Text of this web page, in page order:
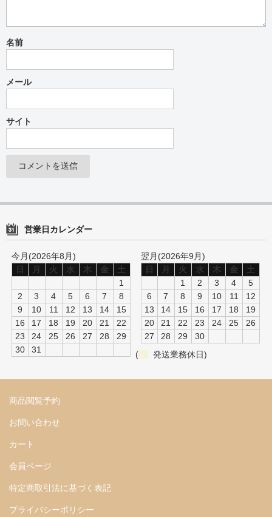
名前
メール
サイト
営業日カレンダー
今月(2026年8月)
日
月 火 水 木 金
土
1
2
3 4 5 6 7
8
9
10 11 12 13 14
15
16
17 18 19 20 21
22
23
24 25 26 27 28
29
30
31
翌月(2026年9月)
日
月 火 水 木 金
土
1
2 3 4
5
6
7 8 9 10 11
12
13
14 15 16 17 18
19
20
21 22 23 24 25
26
27
28 29
30
(
発送業務休日)
商品閲覧予約
お問い合わせ
カート
会員ページ
特定商取引法に基づく表記
プライバシーポリシー